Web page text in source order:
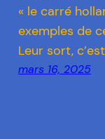
« le carré
exemples de
Leur sort,
mars 16, 2025